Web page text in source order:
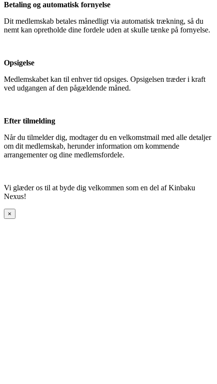
Betaling og automatisk fornyelse
Dit medlemskab betales månedligt via automatisk trækning, så du
nemt kan opretholde dine fordele uden at skulle tænke på fornyelse.
Opsigelse
Medlemskabet kan til enhver tid opsiges. Opsigelsen træder i kraft
ved udgangen af den pågældende måned.
Efter tilmelding
Når du tilmelder dig, modtager du en velkomstmail med alle detaljer
om dit medlemskab, herunder information om kommende
arrangementer og dine medlemsfordele.
Vi glæder os til at byde dig velkommen som en del af Kinbaku
Nexus!
×